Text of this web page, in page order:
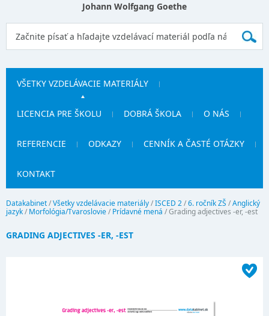
Johann Wolfgang Goethe
VŠETKY VZDELÁVACIE MATERIÁLY
LICENCIA PRE ŠKOLU DOBRÁ ŠKOLA O NÁS
REFERENCIE ODKAZY CENNÍK A ČASTÉ OTÁZKY
KONTAKT
Datakabinet/Všetky vzdelávacie materiály/ISCED 2/6. ročník ZŠ /Anglický
jazyk/ Morfológia/Tvaroslovie/ Prídavné mená /Grading adjectives -er, -est
GRADING ADJECTIVES -ER, -EST